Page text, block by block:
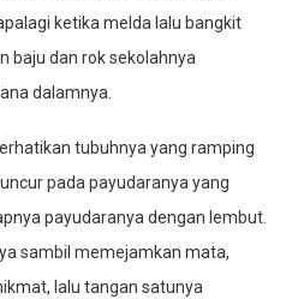
ketika melda lalu bangkit
baju dan rok sekolahnya
dalamnya.
tubuhnya yang ramping
pada payudaranya yang
payudaranya dengan lembut.
sambil memejamkan mata,
lalu tangan satunya